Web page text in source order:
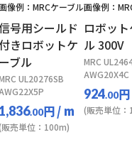
像例：MRCケーブル
号用シールド
付きロボットケ
ーブル
UL20276SB
AWG22X5P
1,836.00円/ m
売単位：100m)
画像例：
ロボッ
ル 300V
MRC
AWG20X4C
924.00円
(販売単位